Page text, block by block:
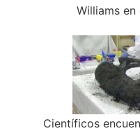
Williams en
Científicos